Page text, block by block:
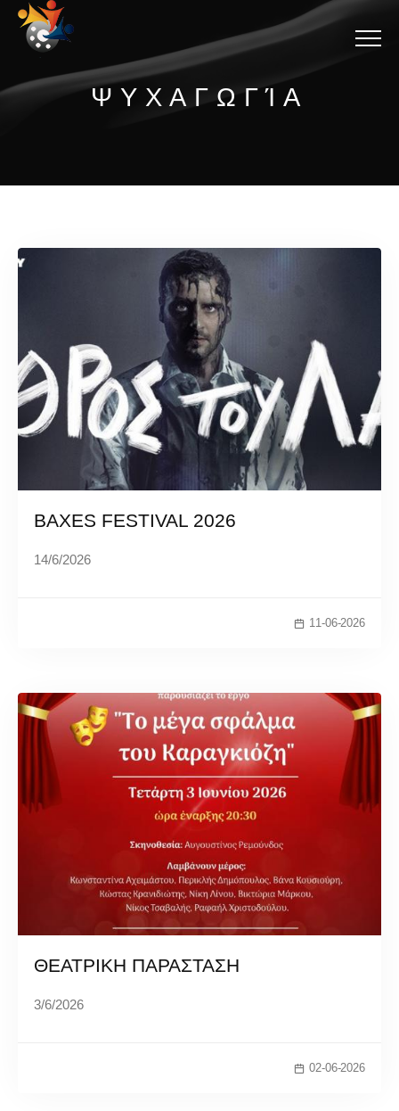
ΨΥΧΑΓΩΓΊΑ
BAXES FESTIVAL 2026
14/6/2026
11-06-2026
ΘΕΑΤΡΙΚΗ ΠΑΡΑΣΤΑΣΗ
3/6/2026
02-06-2026